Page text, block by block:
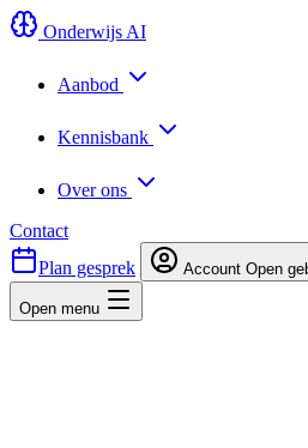
Onderwijs AI
Aanbod
Kennisbank
Over ons
Contact
Plan gesprek
Account Open
Open menu